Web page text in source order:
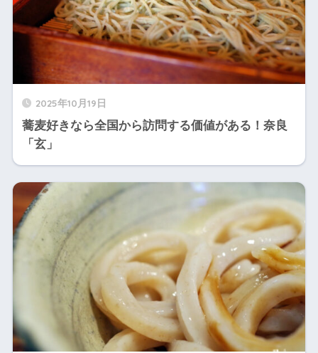
2025年10月19日
蕎麦好きなら全国から訪問する価値がある！奈良
「玄」